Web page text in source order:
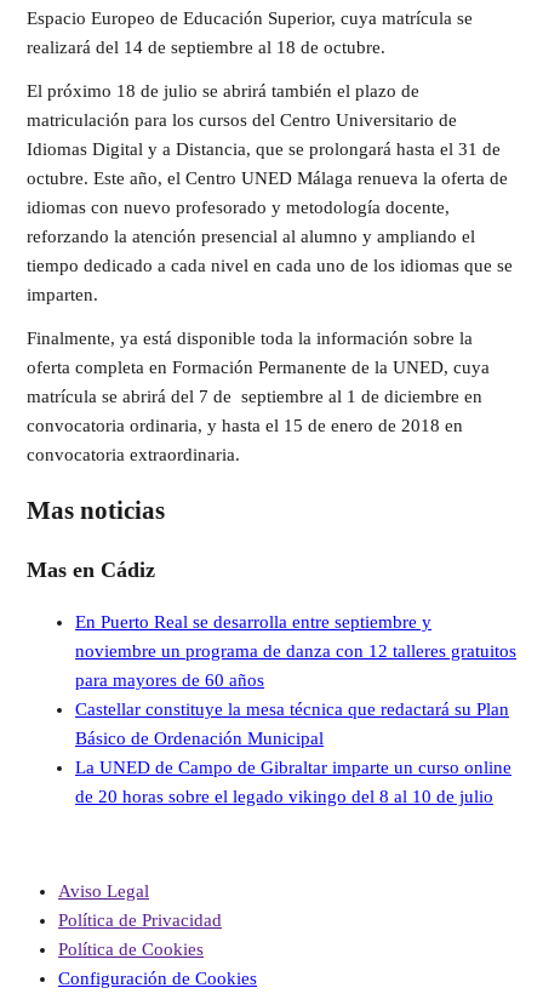
Espacio Europeo de Educación Superior, cuya matrícula se
realizará del 14 de septiembre al 18 de octubre.
El próximo 18 de julio se abrirá también el plazo de
matriculación para los cursos del Centro Universitario de
Idiomas Digital y a Distancia, que se prolongará hasta el 31 de
octubre. Este año, el Centro UNED Málaga renueva la oferta de
idiomas con nuevo profesorado y metodología docente,
reforzando la atención presencial al alumno y ampliando el
tiempo dedicado a cada nivel en cada uno de los idiomas que se
imparten.
Finalmente, ya está disponible toda la información sobre la
oferta completa en Formación Permanente de la UNED, cuya
matrícula se abrirá del 7 de septiembre al 1 de diciembre en
convocatoria ordinaria, y hasta el 15 de enero de 2018 en
convocatoria extraordinaria.
Mas noticias
Mas en Cádiz
En Puerto Real se desarrolla entre septiembre y
noviembre un programa de danza con 12 talleres gratuitos
para mayores de 60 años
Castellar constituye la mesa técnica que redactará su Plan
Básico de Ordenación Municipal
La UNED de Campo de Gibraltar imparte un curso online
de 20 horas sobre el legado vikingo del 8 al 10 de julio
Aviso Legal
Política de Privacidad
Política de Cookies
Configuración de Cookies